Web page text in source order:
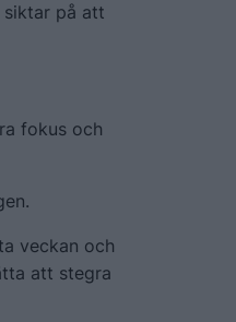
siktar på att
fokus och
veckan och
att stegra